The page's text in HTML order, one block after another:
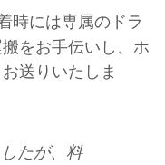
時には専属のドラ
をお手伝いし、ホ
送りいたしま
たが、料